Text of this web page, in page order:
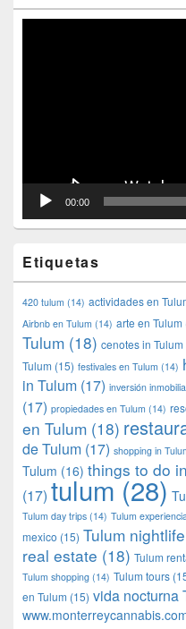
00:00
Etiquetas
420 tulum (14) actividades en
Airbnb en Tulum (14) arte en Tulum
Tulum (18) cenotes in Tulum
Tulum (15) festivales en Tulum (14)
in Tulum (17) inversión
(17) propiedades en Tulum (14)
en Tulum (18)
de Tulum (17) shopping in
Tulum (16) things to do
(17) tulum(28)
Tulum day trips (14) Tulum
mexico (15) Tulum nightlife
real estate (18) Tulum
Tulum shopping (14) Tulum tours
en Tulum (15) vida nocturna